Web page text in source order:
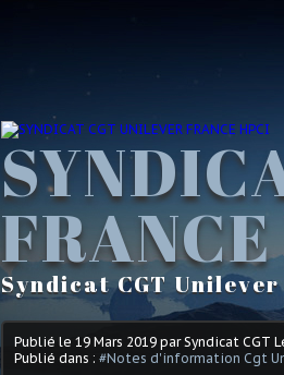
Syndicat CGT
Publié le 19 Mars 2019 par Syndicat CGT
Publié dans : #Notes d'information Cgt